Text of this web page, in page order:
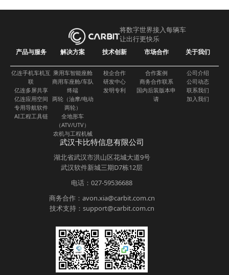
将数字世界接入每辆车
让出行更快乐
产品与服务
亿连手机车机互
联
亿连多屏共享
亿连应用空间
专用导航软件
AI工程工具链
解决方案
乘用车智能座舱
商用车座舱/车队
终端
两轮（油摩/电动
两轮）
全地形车
（ATV/UTV）
农机与工程机械
技术创新
校企合作
研发中心
发明专利
市场合作
合作案例
商务合作联系
国内后装版本申
请
关于我们
公司介绍
公司动态
联系我们
加入我们
武汉卡比特信息有限公司
湖北省武汉市洪山区花城大道9号
武汉软件新城三期D7栋12层
电话：027-59536688
商务合作：avon.xia@carbit.com.cn
技术支持：support@carbit.com.cn